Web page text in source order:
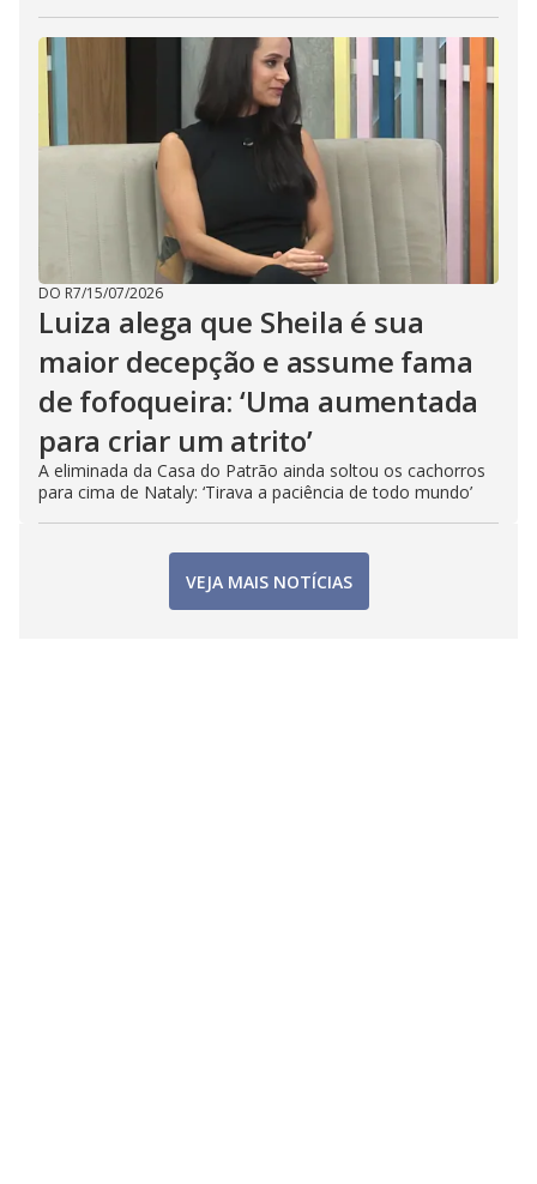
DO R7/15/07/2026
Luiza alega que Sheila é sua
maior decepção e assume fama
de fofoqueira: ‘Uma aumentada
para criar um atrito’
A eliminada da Casa do Patrão ainda soltou os cachorros
para cima de Nataly: ‘Tirava a paciência de todo mundo’
VEJA MAIS NOTÍCIAS